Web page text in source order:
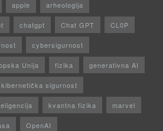
apple arheologija
chatgpt Chat GPT CL0P
cybersigurnost
Unija fizika generativna AI
kibernetička sigurnost
kvantna fizika marvel
OpenAI